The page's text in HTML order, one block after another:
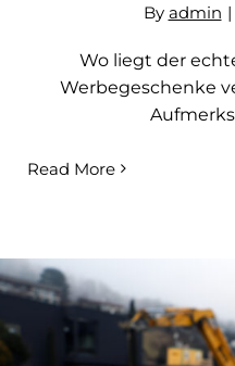
By admin |
Wo liegt der
Werbegeschenke
Read More